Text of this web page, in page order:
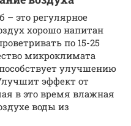
это регулярное
хорошо напитан
по 15-25
микроклимата
улучшению
эффект от
в это время влажная
воды из